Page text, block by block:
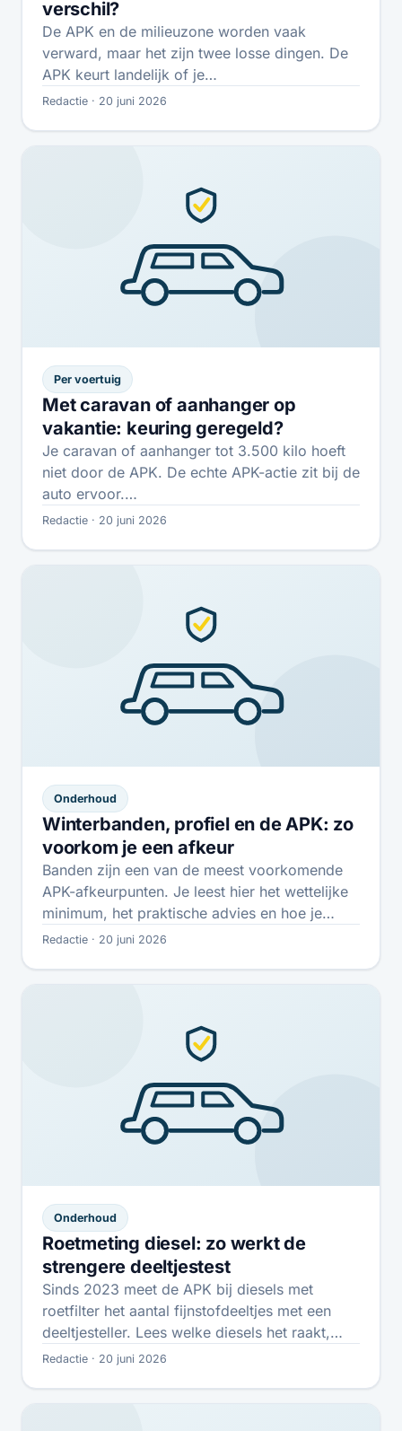
verschil?
De APK en de milieuzone worden vaak
verward, maar het zijn twee losse dingen. De
APK keurt landelijk of je…
Redactie · 20 juni 2026
Per voertuig
Met caravan of aanhanger op
vakantie: keuring geregeld?
Je caravan of aanhanger tot 3.500 kilo hoeft
niet door de APK. De echte APK-actie zit bij de
auto ervoor.…
Redactie · 20 juni 2026
Onderhoud
Winterbanden, profiel en de APK: zo
voorkom je een afkeur
Banden zijn een van de meest voorkomende
APK-afkeurpunten. Je leest hier het wettelijke
minimum, het praktische advies en hoe je…
Redactie · 20 juni 2026
Onderhoud
Roetmeting diesel: zo werkt de
strengere deeltjestest
Sinds 2023 meet de APK bij diesels met
roetfilter het aantal fijnstofdeeltjes met een
deeltjesteller. Lees welke diesels het raakt,…
Redactie · 20 juni 2026